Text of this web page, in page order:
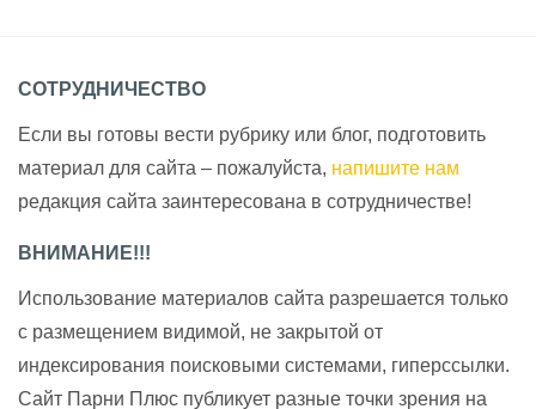
СОТРУДНИЧЕСТВО
Если вы готовы вести рубрику или блог, подготовить
материал для сайта – пожалуйста, напишите нам
редакция сайта заинтересована в сотрудничестве!
ВНИМАНИЕ!!!
Использование материалов сайта разрешается только
с размещением видимой, не закрытой от
индексирования поисковыми системами, гиперссылки.
Сайт Парни Плюс публикует разные точки зрения на